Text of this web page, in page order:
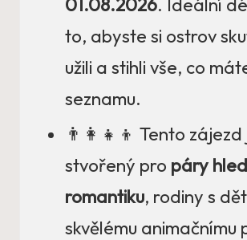
to, abyste si ostrov
užili a stihli vše, co
seznamu.
👨‍👩‍👧‍👦 Tento
stvořený pro páry
romantiku, rodiny s
skvělému animačnímu